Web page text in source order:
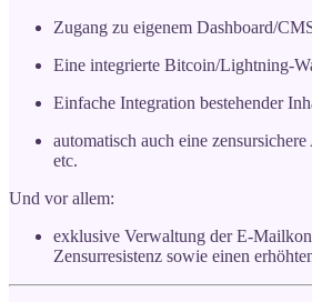
Zugang zu eigenem Dashboard/
Eine integrierte Bitcoin/Lightning-
Einfache Integration bestehender
automatisch auch eine
etc.
Und vor allem:
exklusive Verwaltung der E-
Zensurresistenz sowie einen